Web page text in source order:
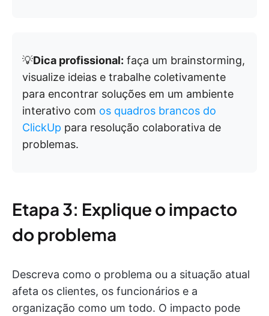
💡Dica profissional: faça um brainstorming,
visualize ideias e trabalhe coletivamente
para encontrar soluções em um ambiente
interativo com os quadros brancos do
ClickUp para resolução colaborativa de
problemas.
Etapa 3: Explique o impacto
do problema
Descreva como o problema ou a situação atual
afeta os clientes, os funcionários e a
organização como um todo. O impacto pode